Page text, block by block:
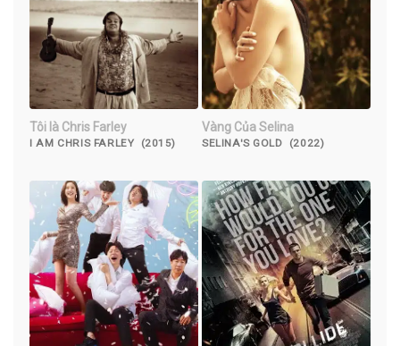
Tôi là Chris Farley
I AM CHRIS FARLEY (2015)
Vàng Của Selina
SELINA'S GOLD (2022)